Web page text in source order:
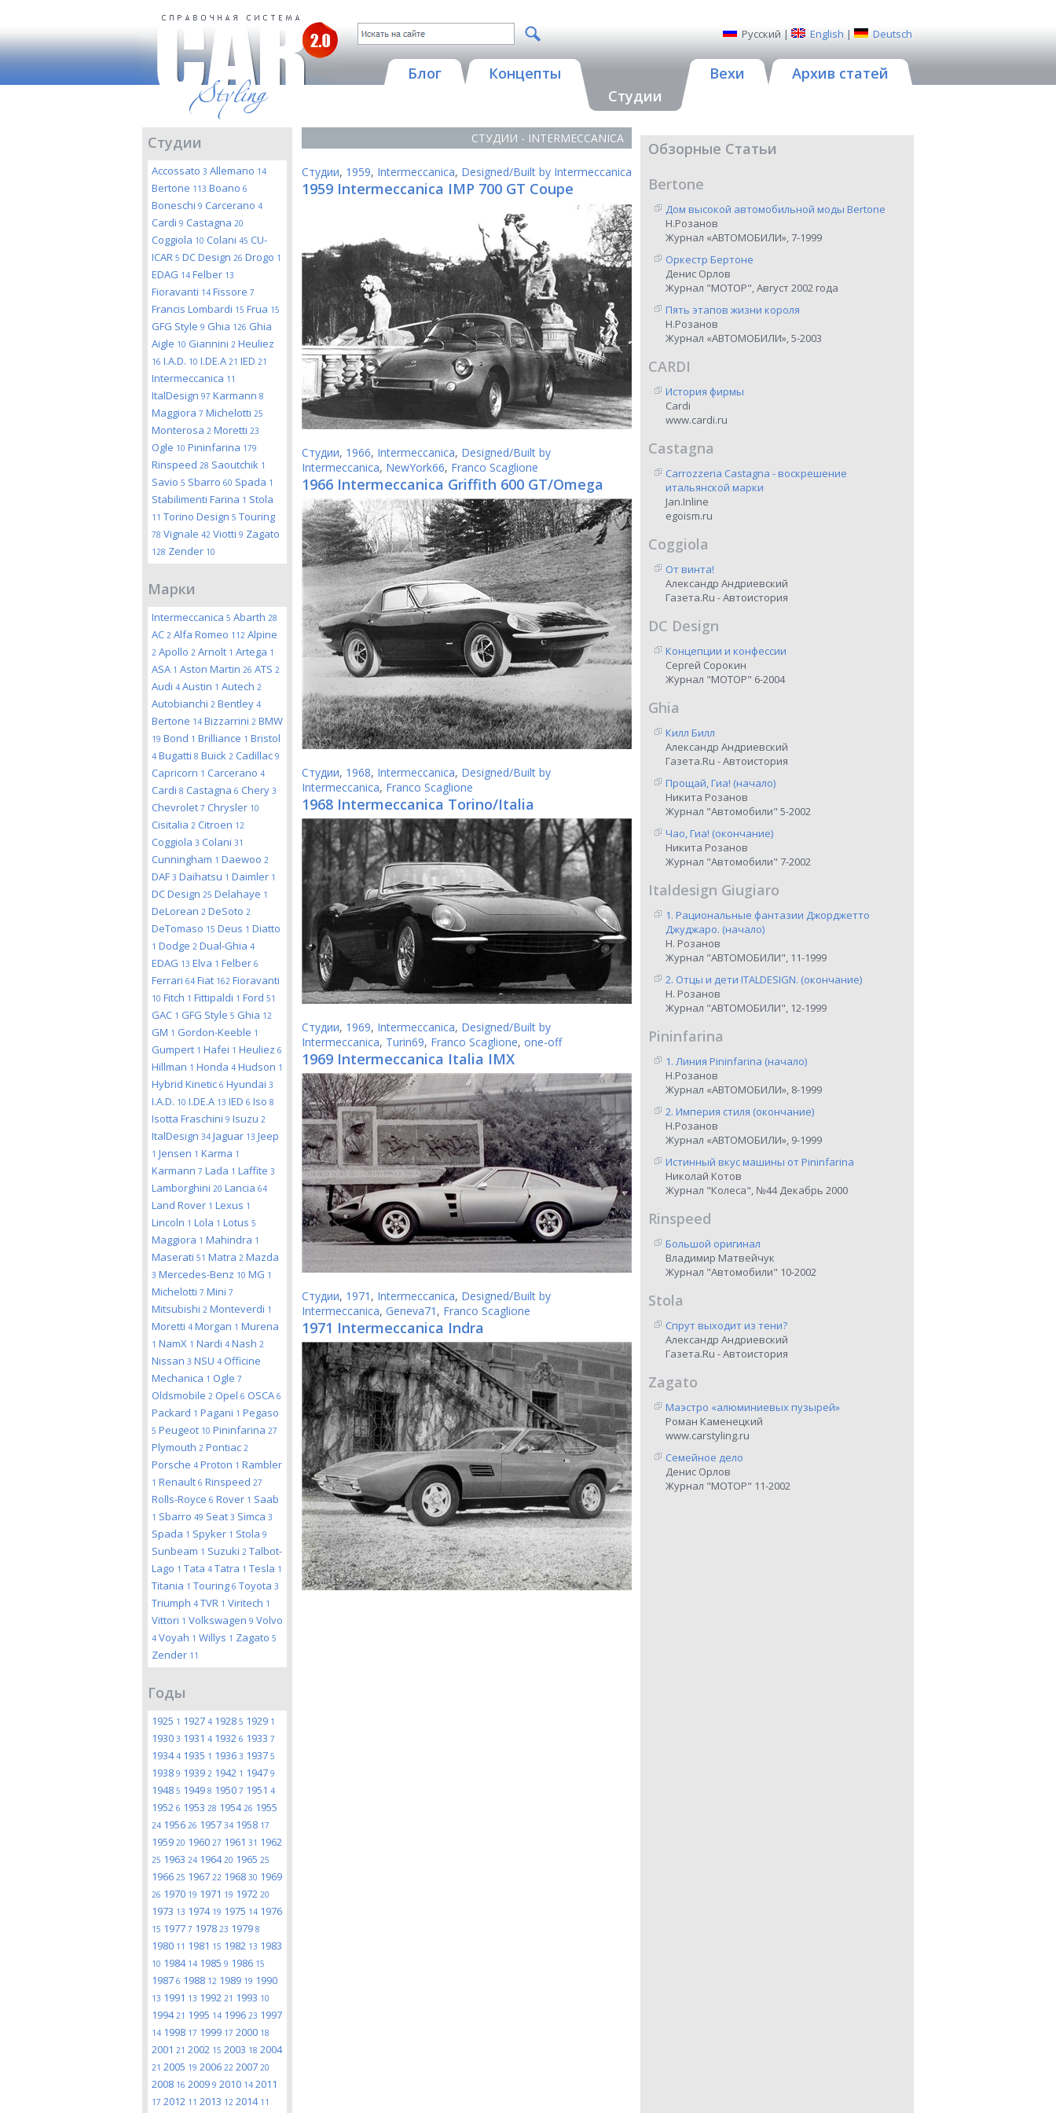
Русский | English | Deutsch
Блог
Концепты
Студии
Вехи Архив статей
Студии
Accossato 3 Allemano 14
Bertone 113 Boano 6
Boneschi 9 Carcerano 4
Cardi 9 Castagna 20
Coggiola 10 Colani 45 CU-
ICAR 5 DC Design 26 Drogo 1
EDAG 14 Felber 13
Fioravanti 14 Fissore 7
Francis Lombardi 15 Frua 15
GFG Style 9 Ghia 126 Ghia
Aigle 10 Giannini 2 Heuliez
16 I.A.D. 10 I.DE.A 21 IED 21
Intermeccanica 11
ItalDesign 97 Karmann 8
Maggiora 7 Michelotti 25
Monterosa 2 Moretti 23
Ogle 10 Pininfarina 179
Rinspeed 28 Saoutchik 1
Savio 5 Sbarro 60 Spada 1
Stabilimenti Farina 1 Stola
11 Torino Design 5 Touring
78 Vignale 42 Viotti 9 Zagato
128 Zender 10
Марки
Intermeccanica 5 Abarth 28
AC 2 Alfa Romeo 112 Alpine
2 Apollo 2 Arnolt 1 Artega 1
ASA 1 Aston Martin 26 ATS 2
Audi 4 Austin 1 Autech 2
Autobianchi 2 Bentley 4
Bertone 14 Bizzarrini 2 BMW
19 Bond 1 Brilliance 1 Bristol
4 Bugatti 8 Buick 2 Cadillac 9
Capricorn 1 Carcerano 4
Cardi 8 Castagna 6 Chery 3
Chevrolet 7 Chrysler 10
Cisitalia 2 Citroen 12
Coggiola 3 Colani 31
Cunningham 1 Daewoo 2
DAF 3 Daihatsu 1 Daimler 1
DC Design 25 Delahaye 1
DeLorean 2 DeSoto 2
DeTomaso 15 Deus 1 Diatto
1 Dodge 2 Dual-Ghia 4
EDAG 13 Elva 1 Felber 6
Ferrari 64 Fiat 162 Fioravanti
10 Fitch 1 Fittipaldi 1 Ford 51
GAC 1 GFG Style 5 Ghia 12
GM 1 Gordon-Keeble 1
Gumpert 1 Hafei 1 Heuliez 6
Hillman 1 Honda 4 Hudson 1
Hybrid Kinetic 6 Hyundai 3
I.A.D. 10 I.DE.A 13 IED 6 Iso 8
Isotta Fraschini 9 Isuzu 2
ItalDesign 34 Jaguar 13 Jeep
1 Jensen 1 Karma 1
Karmann 7 Lada 1 Laffite 3
Lamborghini 20 Lancia 64
Land Rover 1 Lexus 1
Lincoln 1 Lola 1 Lotus 5
Maggiora 1 Mahindra 1
Maserati 51 Matra 2 Mazda
3 Mercedes-Benz 10 MG 1
Michelotti 7 Mini 7
Mitsubishi 2 Monteverdi 1
Moretti 4 Morgan 1 Murena
1 NamX 1 Nardi 4 Nash 2
Nissan 3 NSU 4 Officine
Mechanica 1 Ogle 7
Oldsmobile 2 Opel 6 OSCA 6
Packard 1 Pagani 1 Pegaso
5 Peugeot 10 Pininfarina 27
Plymouth 2 Pontiac 2
Porsche 4 Proton 1 Rambler
1 Renault 6 Rinspeed 27
Rolls-Royce 6 Rover 1 Saab
1 Sbarro 49 Seat 3 Simca 3
Spada 1 Spyker 1 Stola 9
Sunbeam 1 Suzuki 2 Talbot-
Lago 1 Tata 4 Tatra 1 Tesla 1
Titania 1 Touring 6 Toyota 3
Triumph 4 TVR 1 Viritech 1
Vittori 1 Volkswagen 9 Volvo
4 Voyah 1 Willys 1 Zagato 5
Zender 11
Годы
1925 1 1927 4 1928 5 1929 1
1930 3 1931 4 1932 6 1933 7
19344 1935 1 1936 3 1937 5
1938 9 1939 2 1942 1 1947 9
1948 5 1949 8 1950 7 1951 4
1952 6 1953 28 195426 1955
24 1956 26 1957 34 1958 17
1959 20 1960 27 1961 31 1962
25 1963 24 196420 1965 25
1966 25 1967 22 1968 30 1969
26 1970 19 1971 19 1972 20
1973 13 1974 19 1975 14 1976
15 1977 7 1978 23 1979 8
1980 11 1981 15 1982 13 1983
10 1984 14 1985 9 1986 15
1987 6 1988 12 1989 19 1990
13 1991 13 1992 21 1993 10
199421 1995 14 1996 23 1997
14 1998 17 1999 17 2000 18
2001 21 2002 15 2003 18 2004
21 2005 19 2006 22 2007 20
2008 16 2009 9 2010 14 2011
17 2012 11 2013 12 2014 11
СТУДИИ - INTERMECCANICA
Студии, 1959, Intermeccanica, Designed/Built by Intermeccanica
1959 Intermeccanica IMP 700 GT Coupe
Студии, 1966, Intermeccanica, Designed/Built by
Intermeccanica, NewYork66, Franco Scaglione
1966 Intermeccanica Griffith 600 GT/Omega
Студии, 1968, Intermeccanica, Designed/Built by
Intermeccanica, Franco Scaglione
1968 Intermeccanica Torino/Italia
Студии, 1969, Intermeccanica, Designed/Built by
Intermeccanica, Turin69, Franco Scaglione, one-off
1969 Intermeccanica Italia IMX
Студии, 1971 , Intermeccanica, Designed/Built by
Intermeccanica, Geneva71 , Franco Scaglione
1971 Intermeccanica Indra
Обзорные Статьи
Bertone
Дом высокой автомобильной моды Bertone
Н.Розанов
Журнал «АВТОМОБИЛИ», 7-1999
Оркестр Бертоне
Денис Орлов
Журнал "МОТОР", Август 2002 года
Пять этапов жизни короля
Н.Розанов
Журнал «АВТОМОБИЛИ», 5-2003
CARDI
История фирмы
Cardi
www.cardi.ru
Castagna
Carrozzeria Castagna - воскрешение
итальянской марки
Jan.Inline
egoism.ru
Coggiola
От винта!
Александр Андриевский
Газета.Ru - Автоистория
DC Design
Концепции и конфессии
Сергей Сорокин
Журнал "МОТОР" 6-2004
Ghia
Килл Билл
Александр Андриевский
Газета.Ru - Автоистория
Прощай, Гиа! (начало)
Никита Розанов
Журнал "Автомобили" 5-2002
Чао, Гиа! (окончание)
Никита Розанов
Журнал "Автомобили" 7-2002
Italdesign Giugiaro
1. Рациональные фантазии Джорджетто
Джуджаро. (начало)
Н. Розанов
Журнал "АВТОМОБИЛИ", 11-1999
2. Отцы и дети ITALDESIGN. (окончание)
Н. Розанов
Журнал "АВТОМОБИЛИ", 12-1999
Pininfarina
1. Линия Pininfarina (начало)
Н.Розанов
Журнал «АВТОМОБИЛИ», 8-1999
2. Империя стиля (окончание)
Н.Розанов
Журнал «АВТОМОБИЛИ», 9-1999
Истинный вкус машины от Pininfarina
Николай Котов
Журнал "Колеса", №44 Декабрь 2000
Rinspeed
Большой оригинал
Владимир Матвейчук
Журнал "Автомобили" 10-2002
Stola
Спрут выходит из тени?
Александр Андриевский
Газета.Ru - Автоистория
Zagato
Маэстро «алюминиевых пузырей»
Роман Каменецкий
www.carstyling.ru
Семейное дело
Денис Орлов
Журнал "МОТОР" 11-2002